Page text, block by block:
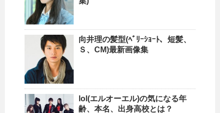
向井理の髪型(ﾍﾞﾘｰｼｮｰﾄ、短髪、
Ｓ、CM)最新画像集
lol(エルオーエル)の気になる年
齢、本名、出身高校とは？